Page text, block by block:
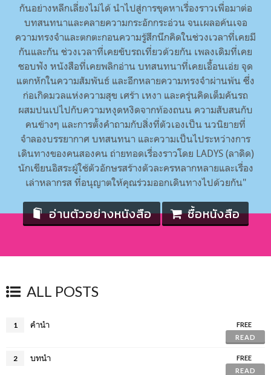
กันอย่างหลีกเลี่ยงไม่ได้ นำไปสู่การขุดหาเรื่องราวเพื่อมาต่อ
บทสนทนาและคลายความกระอักกระอ่วน จนเผลอค้นเจอ
ความทรงจำและตกตะกอนความรู้สึกนึกคิดในช่วงเวลาที่เคยมี
กันและกัน ช่วงเวลาที่เคยขับรถเที่ยวด้วยกัน เพลงเดิมที่เคย
ชอบฟัง หนังสือที่เคยพลิกอ่าน บทสนทนาที่เคยเอื้อนเอ่ย จุด
แตกหักในความสัมพันธ์ และอีกหลายความทรงจำผ่านพ้น ซึ่ง
ก่อเกิดมวลแห่งความสุข เศร้า เหงา และครุ่นคิดเต็มคันรถ
ผสมปนเปไปกับความหงุดหงิดจากท้องถนน ความสับสนกับ
คนข้างๆ และการตั้งคำถามกับสิ่งที่ตัวเองเป็น นวนิยายที่
จำลองบรรยากาศ บทสนทนา และความเป็นไประหว่างการ
เดินทางของคนสองคน ถ่ายทอดเรื่องราวโดย LADYS (ลาดิด)
นักเขียนอิสระผู้ใช้ตัวอักษรสร้างตัวละครหลากหลายและเรื่อง
เล่าหลากรส ที่อนุญาตให้คุณร่วมออกเดินทางไปด้วยกัน"
อ่านตัวอย่างหนังสือ ซื้อหนังสือ
ALL POSTS
1 คำนำ
FREE
READ
2 บทนำ
FREE
READ